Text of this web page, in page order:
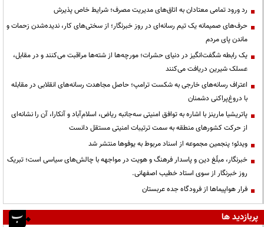
رد ورود تمامی معتادان به اتاق‌های مدیریت مصرف؛ شرایط خاص پذیرش
حرف‌های صمیمانه یک تیم رسانه‌ای در روز خبرنگار؛ از سختی‌های کار، ندیده‌شدن زحمات و
ماندن پای مردم
یک رابطه شگفت‌انگیز در دنیای حشرات؛ مورچه‌ها از شته‌ها مراقبت می‌کنند و در مقابل،
عسلک شیرین دریافت می‌کنند
اعتراف رسانه‌های خارجی به شکست ترامپ؛ حاصل مجاهدت رسانه‌های انقلابی در مقابله
با دروغ‌پراکنی دشمنان
پاتریشیا مارینز با اشاره به توافق امنیتی سه‌جانبه ریاض، اسلام‌آباد و آنکارا، آن را نشانه‌ای
از حرکت کشورهای منطقه به سمت ترتیبات امنیتی مستقل دانست
ویدئو؛ پنجمین مجموعه از اسناد مربوط به یوفوها منتشر شد
خبرنگار، مبلّغ دین و پاسدار فرهنگ و هویت در مواجهه با چالش‌های سیاسی است؛ تبریک
روز خبرنگار از سوی استاد خطیب اصفهانی.
فرار هواپیماها از فرودگاه جده عربستان
پربازدید ها